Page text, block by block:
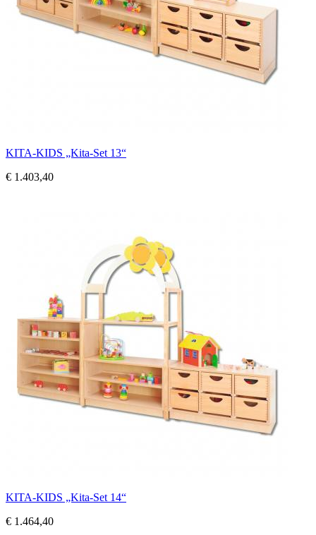
KITA-KIDS „Kita-Set 13“
€ 1.403,40
KITA-KIDS „Kita-Set 14“
€ 1.464,40